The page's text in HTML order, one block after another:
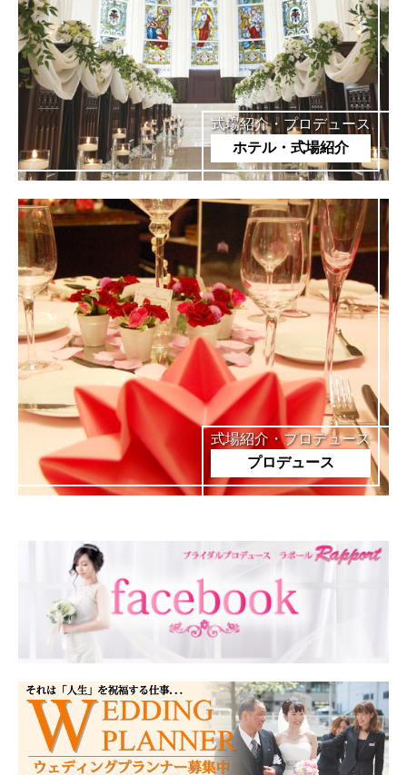
式場紹介・プロデュース
ホテル・式場紹介
式場紹介・プロデュース
プロデュース